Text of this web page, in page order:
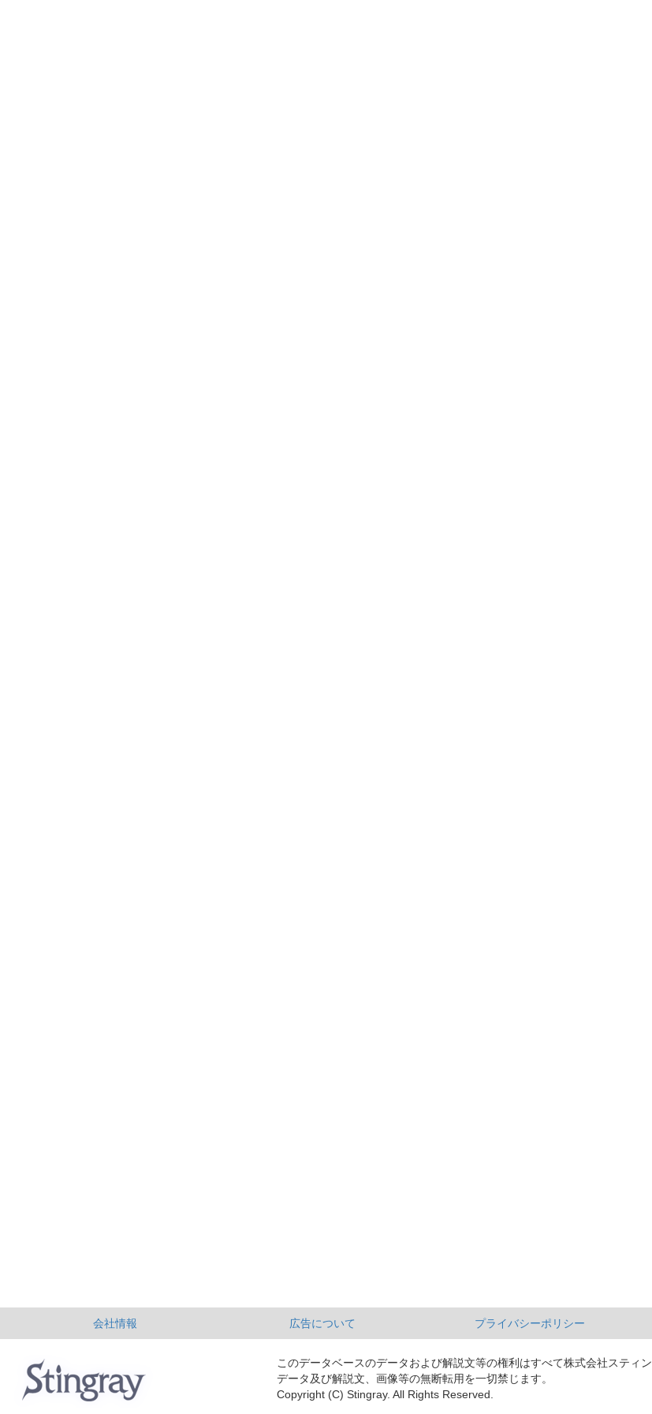
会社情報 広告について プライバシーポリシー
このデータベースのデータおよび解説文等の権利はすべて株式会社スティ
データ及び解説文、画像等の無断転用を一切禁じます。
Copyright (C) Stingray. All Rights Reserved.